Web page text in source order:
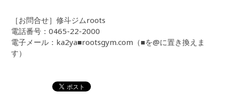
［お問合せ］修斗ジムroots
電話番号：0465-22-2000
電子メール：ka2ya■rootsgym.com（■を@に置き換えま
す）